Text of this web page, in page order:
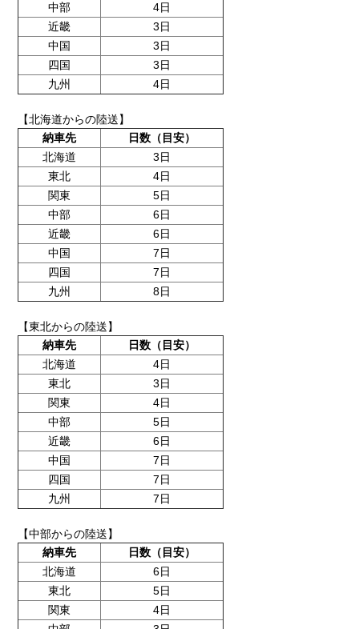
中部
4日
近畿
3日
中国
3日
四国
3日
九州
4日
【北海道からの陸送】
納車先
日数（目安）
北海道
3日
東北
4日
関東
5日
中部
6日
近畿
6日
中国
7日
四国
7日
九州
8日
【東北からの陸送】
納車先
日数（目安）
北海道
4日
東北
3日
関東
4日
中部
5日
近畿
6日
中国
7日
四国
7日
九州
7日
【中部からの陸送】
納車先
日数（目安）
北海道
6日
東北
5日
関東
4日